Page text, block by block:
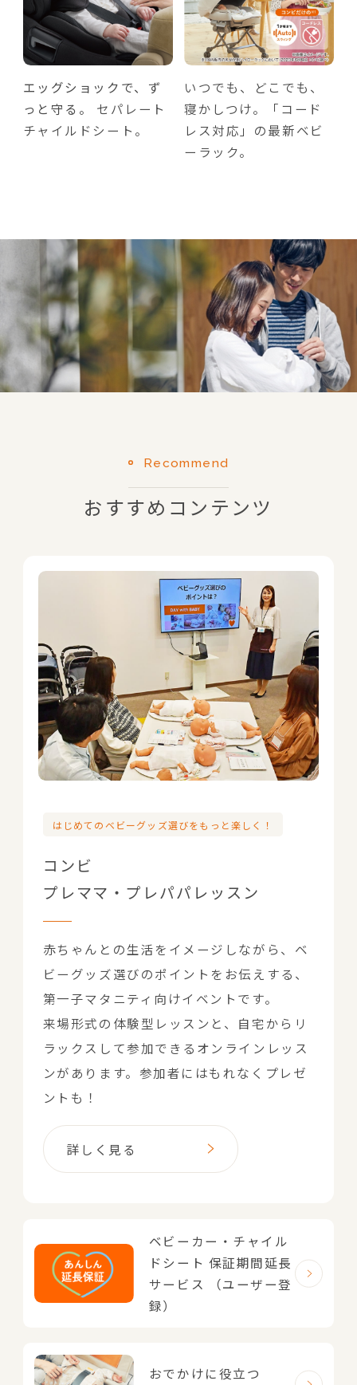
エッグショックで、ず
っと守る。
セパレート
チャイルドシート。
いつでも、どこでも、
寝かしつけ。「コード
レス対応」の最新ベビ
ーラック。
Recommend
おすすめコンテンツ
はじめてのベビーグッズ選びをもっと楽しく！
コンビ
プレママ・プレパパレッスン
赤ちゃんとの生活をイメージしながら、ベ
ビーグッズ選びのポイントをお伝えする、
第一子マタニティ向けイベントです。
来場形式の体験型レッスンと、自宅からリ
ラックスして参加できるオンラインレッス
ンがあります。参加者にはもれなくプレゼ
ントも！
詳しく見る
ベビーカー・チャイル
ドシート 保証期間延長
サービス
（ユーザー登
録）
おでかけに役立つ